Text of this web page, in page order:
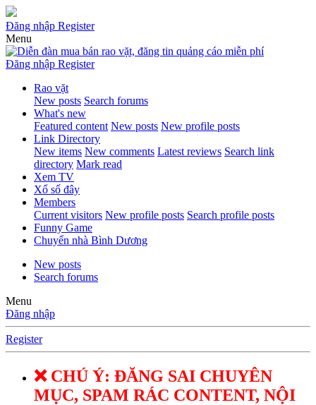
Đăng nhập Register
Menu
Đăng nhập Register
Rao vặt
New posts Search forums
What's new
Featured content New posts New profile posts
Link Directory
New items New comments Latest reviews Search link
directory Mark read
Xem TV
Xổ số đây
Members
Current visitors New profile posts Search profile posts
Funny Game
Chuyển nhà Bình Dương
New posts
Search forums
Menu
Đăng nhập
Register
❌ CHÚ Ý: ĐĂNG SAI CHUYÊN
MỤC, SPAM RÁC CONTENT, NỘI